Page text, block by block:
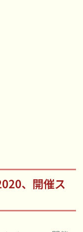
、開催ス